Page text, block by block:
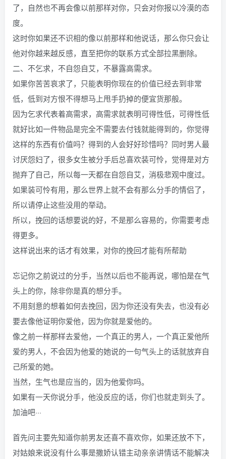
了，自然也不再会像以前那样对你，只会对你报以冷漠的态
度。
这时你如果还不识相的像以前那样和他说话，那么你只会让
他对你越来越反感，直至把你的联系方式全部拉黑删除。
二、不乞求，不自怨自艾，不暴露高需求。
如果你苦苦哀求了，只能表明你现在的价值已经去到非常
低，低到对方恨不得想马上甩手扔掉的便宜货那般。
因为乞求代表着高需求，高需求就表明可得性低，可得性低
就好比如一件物品是完全不需要去付钱就能得到的，你觉得
这样的东西有价值吗？得到的人会好好珍惜吗？同时男人最
讨厌怨妇了，很多女生被分手后总喜欢装可怜，觉得是对方
抛弃了自己，所以每一天都在自怨自艾，消极悲观中度过。
如果装可怜有用，那么世界上就不会有那么分手的情侣了，
所以请停止这些没用的举动。
所以，挽回的话想要说的好，不是那么容易的，你需要考虑
得更多。
这样说出来的话才有效果，对你的挽回才能有所帮助
忘记你之前说过的分手，当然以后也不能再说，哪怕是在气
头上的你，除非你是真的想分手。
不用刻意的想着如何去挽回，因为你还没有失去，也没有必
要去像他证明你爱他，因为你就是爱他的。
像之前一样那样去爱他，一个真正的男人，一个真正爱他所
爱的男人，不会因为他爱的她说的一句气头上的话就放弃自
己所爱的她。
当然，生气也是应当的，因为他爱你吗。
如果有一天你说分手，他没反应的话，你们也就走到头了。
加油吧···
首先问主要先知道你前男友还喜不喜欢你，如果还放不下，
对姑娘来说没有什么事是撒娇认错主动亲亲讲情话不能解决